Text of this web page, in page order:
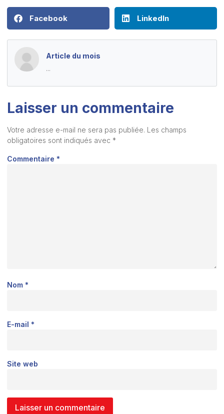
Facebook LinkedIn
Article du mois
...
Laisser un commentaire
Votre adresse e-mail ne sera pas publiée. Les champs
obligatoires sont indiqués avec *
Commentaire *
Nom *
E-mail *
Site web